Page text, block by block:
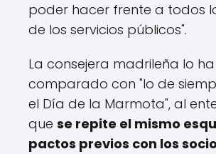
poder hacer frente a todos
de los servicios públicos".
La consejera madrileña lo ha
comparado con "lo de
el Día de la Marmota", al
que se repite el mismo
pactos previos con los